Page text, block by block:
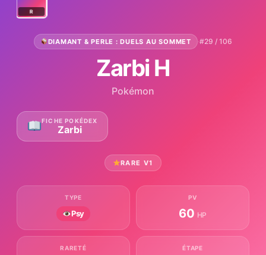
R
DIAMANT & PERLE : DUELS AU SOMMET ·#29 / 106
Zarbi H
Pokémon
FICHE POKÉDEX
Zarbi
RARE V1
TYPE
Psy
PV
60 HP
RARETÉ ÉTAPE